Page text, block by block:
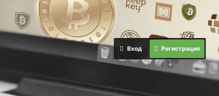
Вход Регистрация